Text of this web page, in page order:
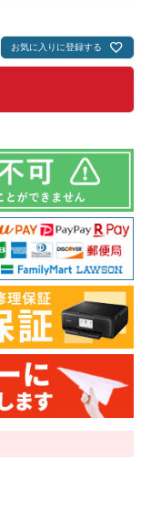
須
)
お気に入りに登録する